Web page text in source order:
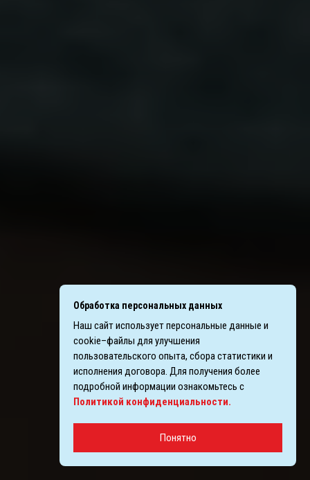
Обработка персональных данных
Наш сайт использует персональные данные и
cookie–файлы для улучшения
пользовательского опыта, сбора статистики и
исполнения договора. Для получения более
подробной информации ознакомьтесь с
Политикой конфиденциальности.
Понятно